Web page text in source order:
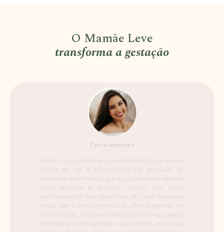
O Mamãe Leve
transforma a gestação
Taisa Andrade
Fazer o curso Mamãe Leve transformou a minha
forma de ver a alimentação na gestação. Se
alimentar bem é algo que eu já sabia que deveria
fazer durante a gravidez, porém não tinha
conhecimento dos benefícios de cada alimento
nessa fase e ficava perdida. Eu ficava perdida na
alimentação, principalmente nos lanches. Depois
de fazer o curso aprendi o que comer, e com as